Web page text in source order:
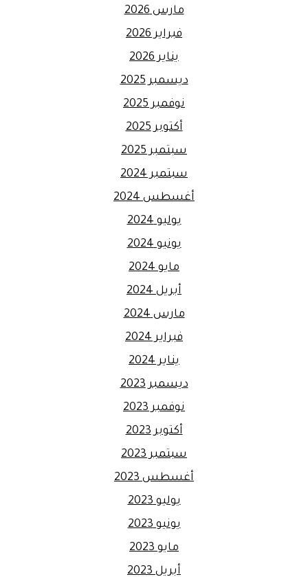
مارس 2026
فبراير 2026
يناير 2026
ديسمبر 2025
نوفمبر 2025
أكتوبر 2025
سبتمبر 2025
سبتمبر 2024
أغسطس 2024
يوليو 2024
يونيو 2024
مايو 2024
أبريل 2024
مارس 2024
فبراير 2024
يناير 2024
ديسمبر 2023
نوفمبر 2023
أكتوبر 2023
سبتمبر 2023
أغسطس 2023
يوليو 2023
يونيو 2023
مايو 2023
أبريل 2023